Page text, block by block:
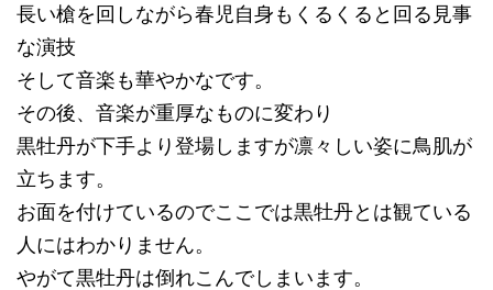
長い槍を回しながら春児自身もくるくると回る見事
な演技
そして音楽も華やかなです。
その後、音楽が重厚なものに変わり
黒牡丹が下手より登場しますが凛々しい姿に鳥肌が
立ちます。
お面を付けているのでここでは黒牡丹とは観ている
人にはわかりません。
やがて黒牡丹は倒れこんでしまいます。